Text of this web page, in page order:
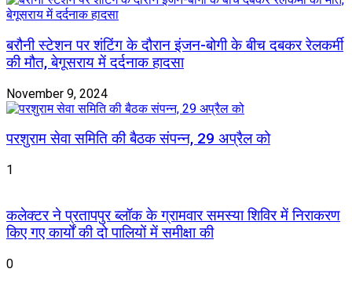
बरौनी स्टेशन पर शंटिंग के दौरान इंजन-बोगी के बीच दबकर रेलकर्मी
की मौत, बेगूसराय में दर्दनाक हादसा
November 9, 2024
परशुराम सेवा समिति की बैठक संपन्न, 29 अप्रैल को
1
कलेक्टर ने प्रतापपुर ब्लॉक के ग्रामवार समस्या शिविर में निराकरण
किए गए कार्यों की दो पालियों में समीक्षा की
0